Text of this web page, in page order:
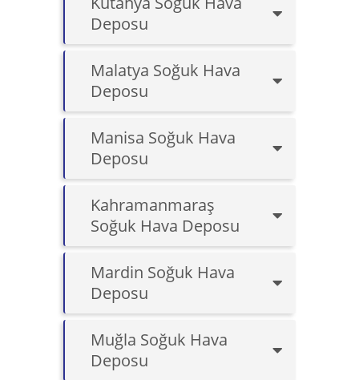
Deposu
Malatya Soğuk Hava
Deposu
Manisa Soğuk Hava
Deposu
Kahramanmaraş
Soğuk Hava Deposu
Mardin Soğuk Hava
Deposu
Muğla Soğuk Hava
Deposu